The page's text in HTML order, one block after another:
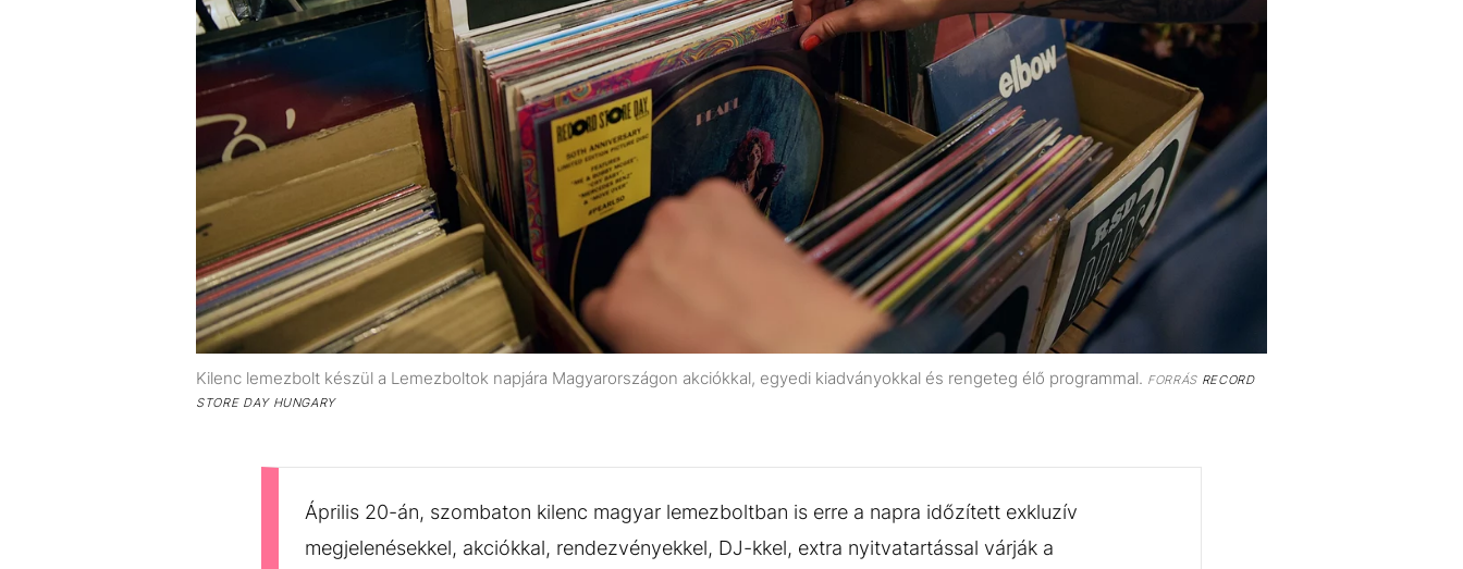
Kilenc lemezbolt készül a Lemezboltok napjára Magyarországon akciókkal, egyedi kiadványokkal és rengeteg élő programmal. FORRÁSRECORD
STORE DAY HUNGARY
Április 20-án, szombaton kilenc magyar lemezboltban is erre a napra időzített exkluzív
megjelenésekkel, akciókkal, rendezvényekkel, DJ-kkel, extra nyitvatartással várják a